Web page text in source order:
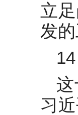
立
发
14
习